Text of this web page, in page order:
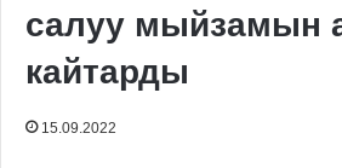
салуу мыйзамын
кайтарды
15.09.2022